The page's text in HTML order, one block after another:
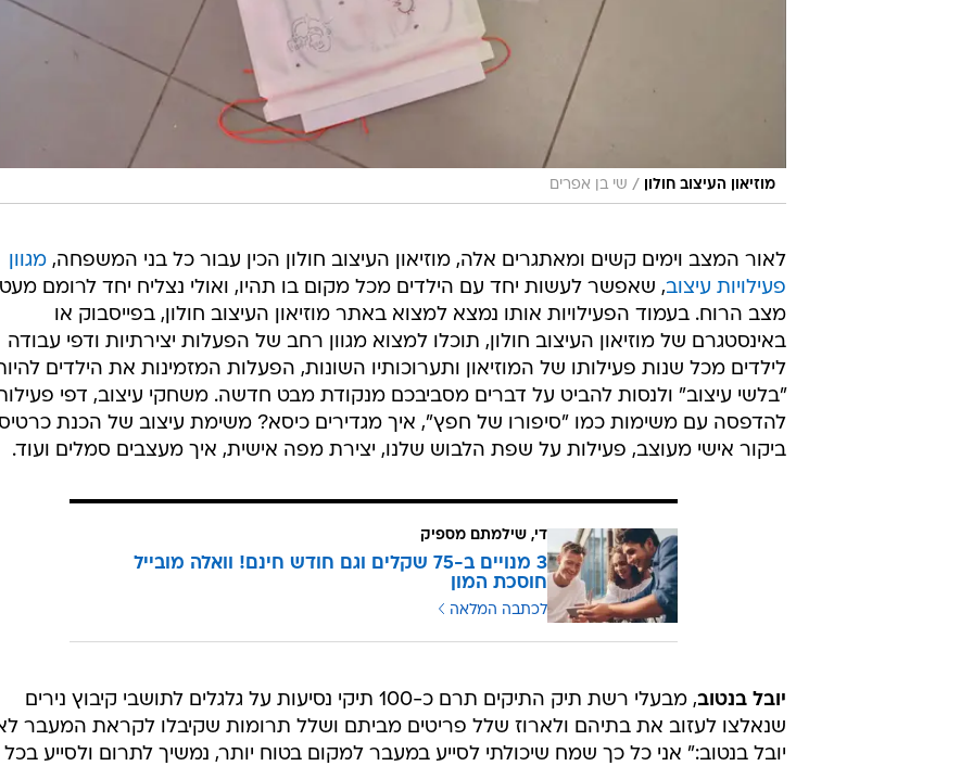
מוזיאון העיצוב חולון / שי בן אפרים
לאור המצב וימים קשים ומאתגרים אלה, מוזיאון העיצוב חולון הכין עבור כל בני המשפחה, מגוון
פעילויות עיצוב, שאפשר לעשות יחד עם הילדים מכל מקום בו תהיו, ואולי נצליח יחד לרומם
מצב הרוח. בעמוד הפעילויות אותו נמצא למצוא באתר מוזיאון העיצוב חולון, בפייסבוק או
באינסטגרם של מוזיאון העיצוב חולון, תוכלו למצוא מגוון רחב של הפעלות יצירתיות ודפי עבודה
לילדים מכל שנות פעילותו של המוזיאון ותערוכותיו השונות, הפעלות המזמינות את הילדים
"בלשי עיצוב" ולנסות להביט על דברים מסביבכם מנקודת מבט חדשה. משחקי עיצוב, דפי
להדפסה עם משימות כמו "סיפורו של חפץ", איך מגדירים כיסא? משימת עיצוב של הכנת
ביקור אישי מעוצב, פעילות על שפת הלבוש שלנו, יצירת מפה אישית, איך מעצבים סמלים ועוד.
די, שילמתם מספיק
3 מנויים ב-75 שקלים וגם חודש חינם! וואלה מובייל
חוסכת המון
לכתבה המלאה
יובל בנטוב
, מבעלי רשת תיק התיקים תרם כ-100 תיקי נסיעות על גלגלים לתושבי קיבוץ נירים
שנאלצו לעזוב את בתיהם ולארוז שלל פריטים מביתם ושלל תרומות שקיבלו לקראת המעבר
יובל בנטוב:" אני כל כך שמח שיכולתי לסייע במעבר למקום בטוח יותר, נמשיך לתרום ולסייע